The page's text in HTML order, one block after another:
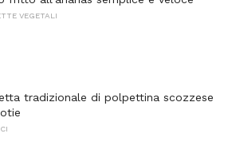
VEGETALI
tradizionale di polpettina scozzese